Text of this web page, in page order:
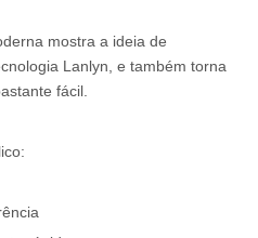
mostra a ideia de
Lanlyn, e também torna
fácil.